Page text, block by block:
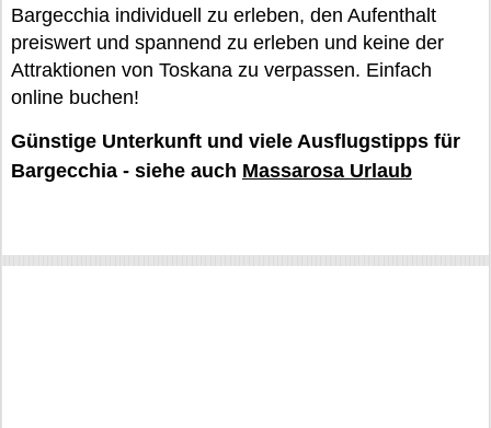
Bargecchia individuell zu erleben, den Aufenthalt
preiswert und spannend zu erleben und keine der
Attraktionen von Toskana zu verpassen. Einfach
online buchen!
Günstige Unterkunft und viele Ausflugstipps für
Bargecchia - siehe auch Massarosa Urlaub